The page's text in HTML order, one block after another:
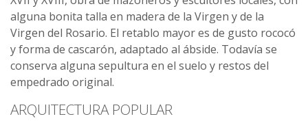
alguna bonita talla en madera de la Virgen y de la
Virgen del Rosario. El retablo mayor es de gusto rococó
y forma de cascarón, adaptado al ábside. Todavía se
conserva alguna sepultura en el suelo y restos del
empedrado original.
ARQUITECTURA POPULAR